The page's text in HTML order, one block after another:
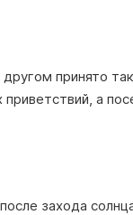
принято
а
захода